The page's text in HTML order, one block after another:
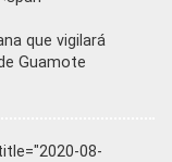
que vigilará
Guamote
08-